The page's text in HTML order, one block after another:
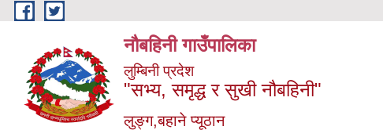
Skip to main content
नौबहिनी गाउँपालिका
लुम्बिनी प्रदेश
"सभ्य, समृद्ध र सुखी नौबहिनी"
लुङ्ग,बहाने प्यूठान